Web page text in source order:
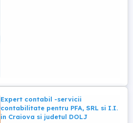
Expert contabil -servicii
contabilitate pentru PFA, SRL si I.I.
in Craiova si judetul DOLJ